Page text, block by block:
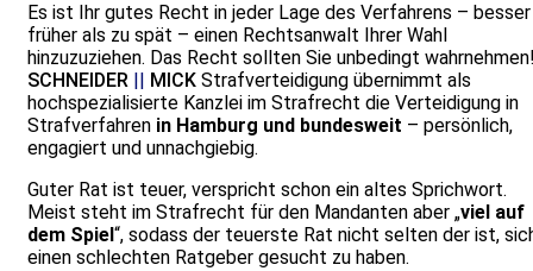
Es ist Ihr gutes Recht in jeder Lage des Verfahrens – besser
früher als zu spät – einen Rechtsanwalt Ihrer Wahl
hinzuzuziehen. Das Recht sollten Sie unbedingt
SCHNEIDER
MICK Strafverteidigung übernimmt als
hochspezialisierte Kanzlei im Strafrecht die Verteidigung in
Strafverfahren in Hamburg und bundesweit – persönlich,
engagiert und unnachgiebig.
Guter Rat ist teuer, verspricht schon ein altes Sprichwort.
Meist steht im Strafrecht für den Mandanten aber „viel auf
dem Spiel “, sodass der teuerste Rat nicht selten der ist,
einen schlechten Ratgeber gesucht zu haben.